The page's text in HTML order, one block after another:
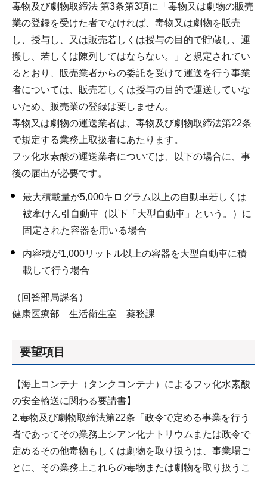
毒物及び劇物取締法 第3条第3項に「毒物又は劇物の販売
業の登録を受けた者でなければ、毒物又は劇物を販売
し、授与し、又は販売若しくは授与の目的で貯蔵し、運
搬し、若しくは陳列してはならない。」と規定されてい
るとおり、販売業者からの委託を受けて運送を行う事業
者については、販売若しくは授与の目的で運送していな
いため、販売業の登録は要しません。
毒物又は劇物の運送業者は、毒物及び劇物取締法第22条
で規定する業務上取扱者にあたります。
フッ化水素酸の運送業者については、以下の場合に、事
後の届出が必要です。
最大積載量が5,000キログラム以上の自動車若しくは
被牽けん引自動車（以下「大型自動車」という。）に
固定された容器を用いる場合
内容積が1,000リットル以上の容器を大型自動車に積
載して行う場合
（回答部局課名）
健康医療部 生活衛生室 薬務課
要望項目
【海上コンテナ（タンクコンテナ）によるフッ化水素酸
の安全輸送に関わる要請書】
2.毒物及び劇物取締法第22条「政令で定める事業を行う
者であってその業務上シアン化ナトリウムまたは政令で
定めるその他毒物もしくは劇物を取り扱うは、事業場ご
とに、その業務上これらの毒物または劇物を取り扱うこ